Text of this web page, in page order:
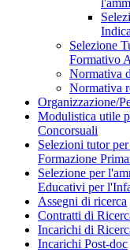
Selezione
Formativo
Normativa
Normativa
Organizzazione/
Modulistica utile
Concorsuali
Selezioni tutor
Formazione
Selezione per
Educativi per
Assegni di ricerca
Contratti di
Incarichi di
Incarichi Post-doc